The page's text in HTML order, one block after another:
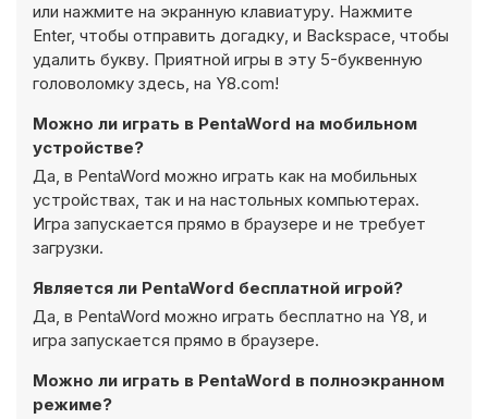
или нажмите на экранную клавиатуру. Нажмите
Enter, чтобы отправить догадку, и Backspace, чтобы
удалить букву. Приятной игры в эту 5-буквенную
головоломку здесь, на Y8.com!
Можно ли играть в PentaWord на мобильном
устройстве?
Да, в PentaWord можно играть как на мобильных
устройствах, так и на настольных компьютерах.
Игра запускается прямо в браузере и не требует
загрузки.
Является ли PentaWord бесплатной игрой?
Да, в PentaWord можно играть бесплатно на Y8, и
игра запускается прямо в браузере.
Можно ли играть в PentaWord в полноэкранном
режиме?